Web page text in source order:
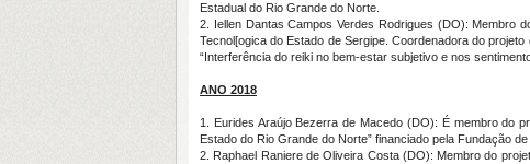
Estadual do Rio Grande do Norte.
2. Iellen Dantas Campos Verdes Rodrigues (DO): Membro
Tecnol[ogica do Estado de Sergipe. Coordenadora do
“Interferência do reiki no bem-estar subjetivo e nos
ANO 2018
1. Eurides Araújo Bezerra de Macedo (DO): É membro do
Estado do Rio Grande do Norte” financiado pela Fundação
2. Raphael Raniere de Oliveira Costa (DO): Membro do